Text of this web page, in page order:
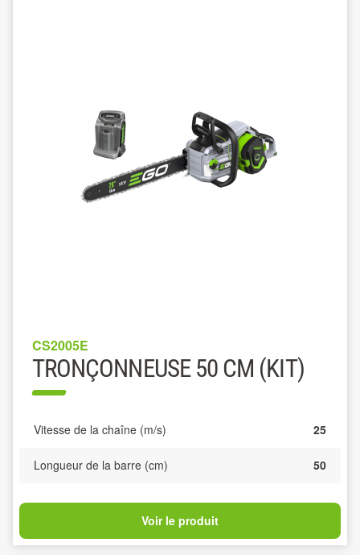
CS2005E
TRONÇONNEUSE 50 CM (KIT)
Vitesse de la chaîne (m/s) 25
Longueur de la barre (cm) 50
Voir le produit